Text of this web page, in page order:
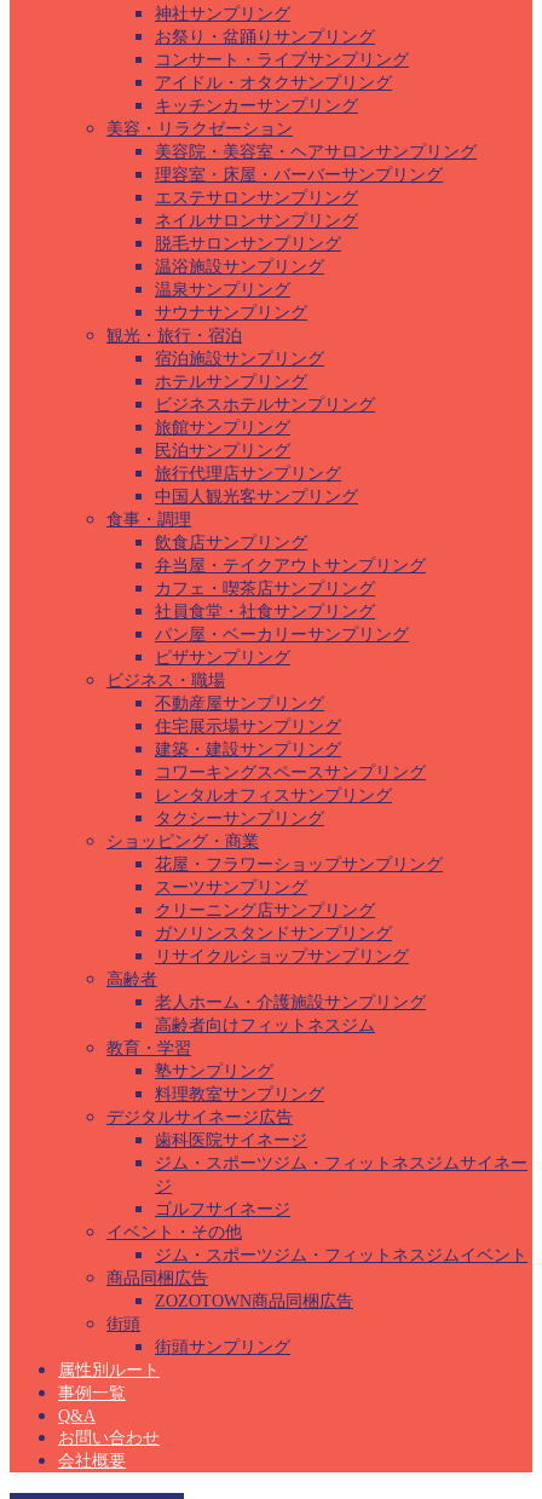
神社サンプリング
お祭り・盆踊りサンプリング
コンサート・ライブサンプリング
アイドル・オタクサンプリング
キッチンカーサンプリング
美容・リラクゼーション
美容院・美容室・ヘアサロンサンプリング
理容室・床屋・バーバーサンプリング
エステサロンサンプリング
ネイルサロンサンプリング
脱毛サロンサンプリング
温浴施設サンプリング
温泉サンプリング
サウナサンプリング
観光・旅行・宿泊
宿泊施設サンプリング
ホテルサンプリング
ビジネスホテルサンプリング
旅館サンプリング
民泊サンプリング
旅行代理店サンプリング
中国人観光客サンプリング
食事・調理
飲食店サンプリング
弁当屋・テイクアウトサンプリング
カフェ・喫茶店サンプリング
社員食堂・社食サンプリング
パン屋・ベーカリーサンプリング
ピザサンプリング
ビジネス・職場
不動産屋サンプリング
住宅展示場サンプリング
建築・建設サンプリング
コワーキングスペースサンプリング
レンタルオフィスサンプリング
タクシーサンプリング
ショッピング・商業
花屋・フラワーショップサンプリング
スーツサンプリング
クリーニング店サンプリング
ガソリンスタンドサンプリング
リサイクルショップサンプリング
高齢者
老人ホーム・介護施設サンプリング
高齢者向けフィットネスジム
教育・学習
塾サンプリング
料理教室サンプリング
デジタルサイネージ広告
歯科医院サイネージ
ジム・スポーツジム・フィットネスジムサイネー
ジ
ゴルフサイネージ
イベント・その他
ジム・スポーツジム・フィットネスジムイベント
商品同梱広告
ZOZOTOWN商品同梱広告
街頭
街頭サンプリング
属性別ルート
事例一覧
Q&A
お問い合わせ
会社概要